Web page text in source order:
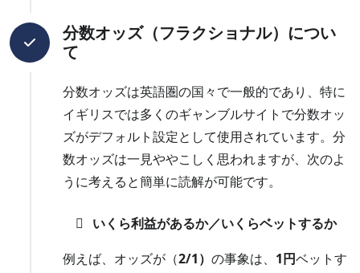
分数オッズ（フラクショナル）につい
て
分数オッズは英語圏の国々で一般的であり、特に
イギリスでは多くのギャンブルサイトで分数オッ
ズがデフォルト設定として使用されています。分
数オッズは一見ややこしく思われますが、次のよ
うに考えると簡単に読解が可能です。
いくら利益があるか／いくらベットするか
例えば、オッズが（2/1） の事象は、 1円ベットす